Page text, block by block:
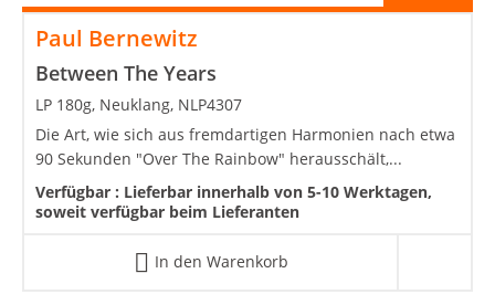
Paul Bernewitz
Between The Years
LP 180g, Neuklang, NLP4307
Die Art, wie sich aus fremdartigen Harmonien nach etwa
90 Sekunden "Over The Rainbow" herausschält,...
Verfügbar : Lieferbar innerhalb von 5-10 Werktagen,
soweit verfügbar beim Lieferanten
In den Warenkorb